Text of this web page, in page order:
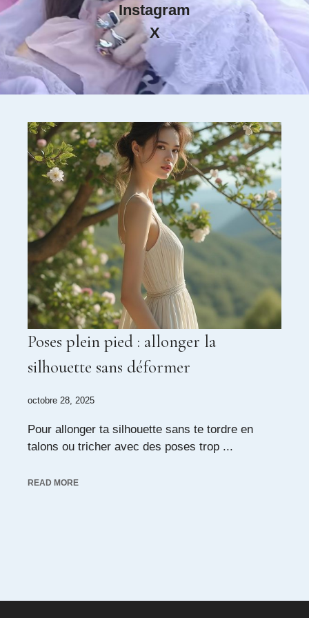
Instagram
X
Poses plein pied : allonger la
silhouette sans déformer
octobre 28, 2025
Pour allonger ta silhouette sans te tordre en
talons ou tricher avec des poses trop ...
READ MORE